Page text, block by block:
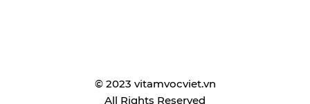
© 2023 vitamvocviet.vn
All Rights Reserved